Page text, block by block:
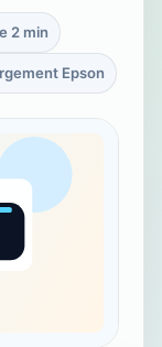
2 min
Epson